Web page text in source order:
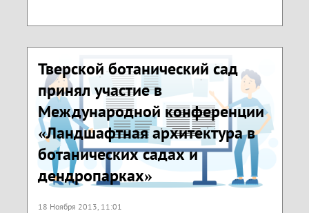
Тверской ботанический сад
принял участие в
Международной конференции
«Ландшафтная архитектура в
ботанических садах и
дендропарках»
18 Ноября 2013, 11:01